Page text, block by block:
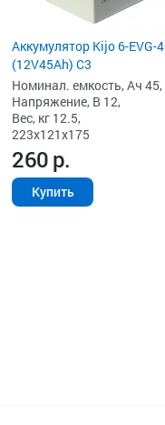
Аккумулятор Kijo 6-EVG-
(12V45Ah) С3
Номинал. емкость, Ач 45,
Напряжение, В 12,
Вес, кг 12.5,
223x121x175
260р.
Купить